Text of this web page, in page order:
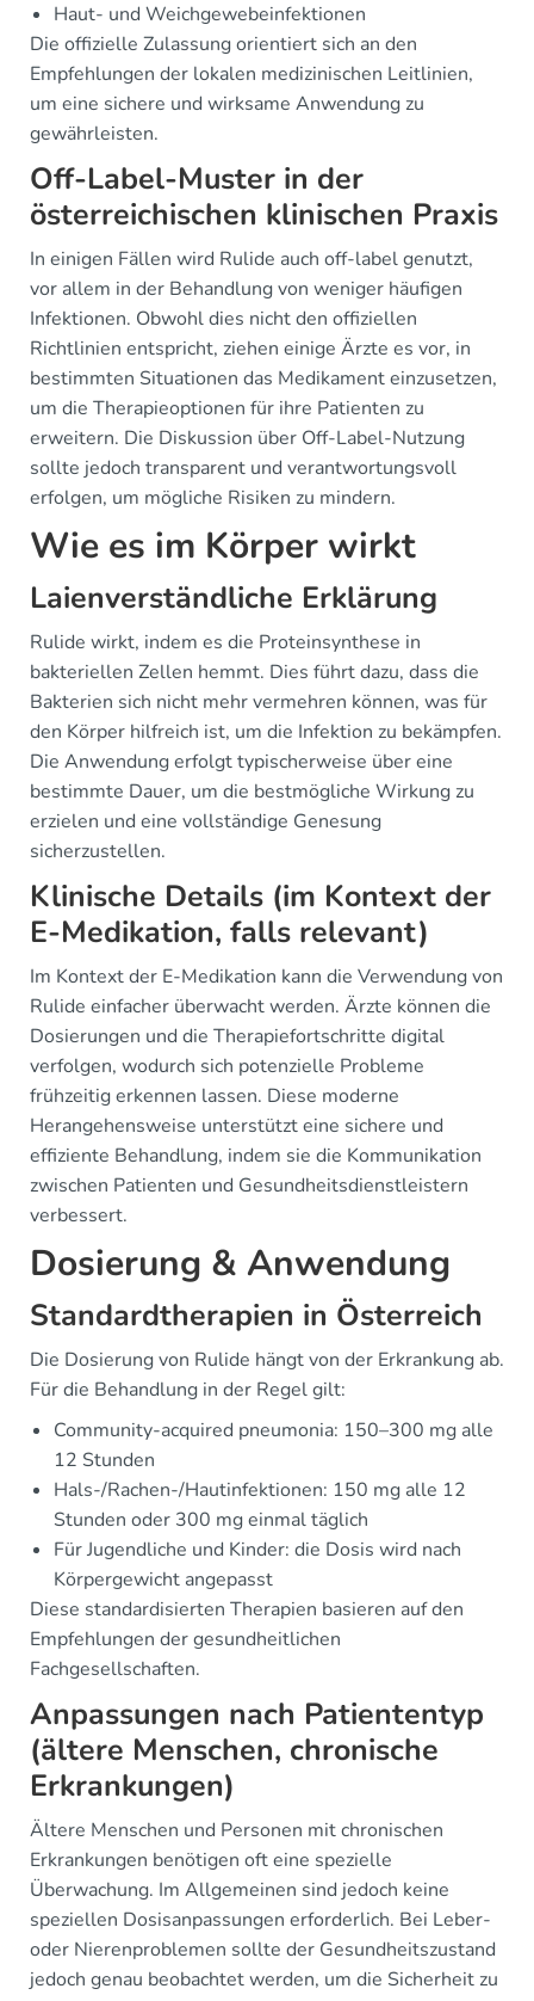
Haut- und Weichgewebeinfektionen
Die offizielle Zulassung orientiert sich an den
Empfehlungen der lokalen medizinischen Leitlinien,
um eine sichere und wirksame Anwendung zu
gewährleisten.
Off-Label-Muster in der
österreichischen klinischen Praxis
In einigen Fällen wird Rulide auch off-label genutzt,
vor allem in der Behandlung von weniger häufigen
Infektionen. Obwohl dies nicht den offiziellen
Richtlinien entspricht, ziehen einige Ärzte es vor, in
bestimmten Situationen das Medikament einzusetzen,
um die Therapieoptionen für ihre Patienten zu
erweitern. Die Diskussion über Off-Label-Nutzung
sollte jedoch transparent und verantwortungsvoll
erfolgen, um mögliche Risiken zu mindern.
Wie es im Körper wirkt
Laienverständliche Erklärung
Rulide wirkt, indem es die Proteinsynthese in
bakteriellen Zellen hemmt. Dies führt dazu, dass die
Bakterien sich nicht mehr vermehren können, was für
den Körper hilfreich ist, um die Infektion zu bekämpfen.
Die Anwendung erfolgt typischerweise über eine
bestimmte Dauer, um die bestmögliche Wirkung zu
erzielen und eine vollständige Genesung
sicherzustellen.
Klinische Details (im Kontext der
E-Medikation, falls relevant)
Im Kontext der E-Medikation kann die Verwendung von
Rulide einfacher überwacht werden. Ärzte können die
Dosierungen und die Therapiefortschritte digital
verfolgen, wodurch sich potenzielle Probleme
frühzeitig erkennen lassen. Diese moderne
Herangehensweise unterstützt eine sichere und
effiziente Behandlung, indem sie die Kommunikation
zwischen Patienten und Gesundheitsdienstleistern
verbessert.
Dosierung & Anwendung
Standardtherapien in Österreich
Die Dosierung von Rulide hängt von der Erkrankung ab.
Für die Behandlung in der Regel gilt:
Community-acquired pneumonia: 150–300 mg alle
12 Stunden
Hals-/Rachen-/Hautinfektionen: 150 mg alle 12
Stunden oder 300 mg einmal täglich
Für Jugendliche und Kinder: die Dosis wird nach
Körpergewicht angepasst
Diese standardisierten Therapien basieren auf den
Empfehlungen der gesundheitlichen
Fachgesellschaften.
Anpassungen nach Patiententyp
(ältere Menschen, chronische
Erkrankungen)
Ältere Menschen und Personen mit chronischen
Erkrankungen benötigen oft eine spezielle
Überwachung. Im Allgemeinen sind jedoch keine
speziellen Dosisanpassungen erforderlich. Bei Leber-
oder Nierenproblemen sollte der Gesundheitszustand
jedoch genau beobachtet werden, um die Sicherheit zu